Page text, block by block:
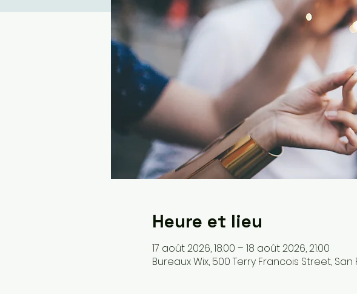
Heure et lieu
17 août 2026, 18:00 – 18 août 2026, 21:00
Bureaux Wix, 500 Terry Francois Street, San